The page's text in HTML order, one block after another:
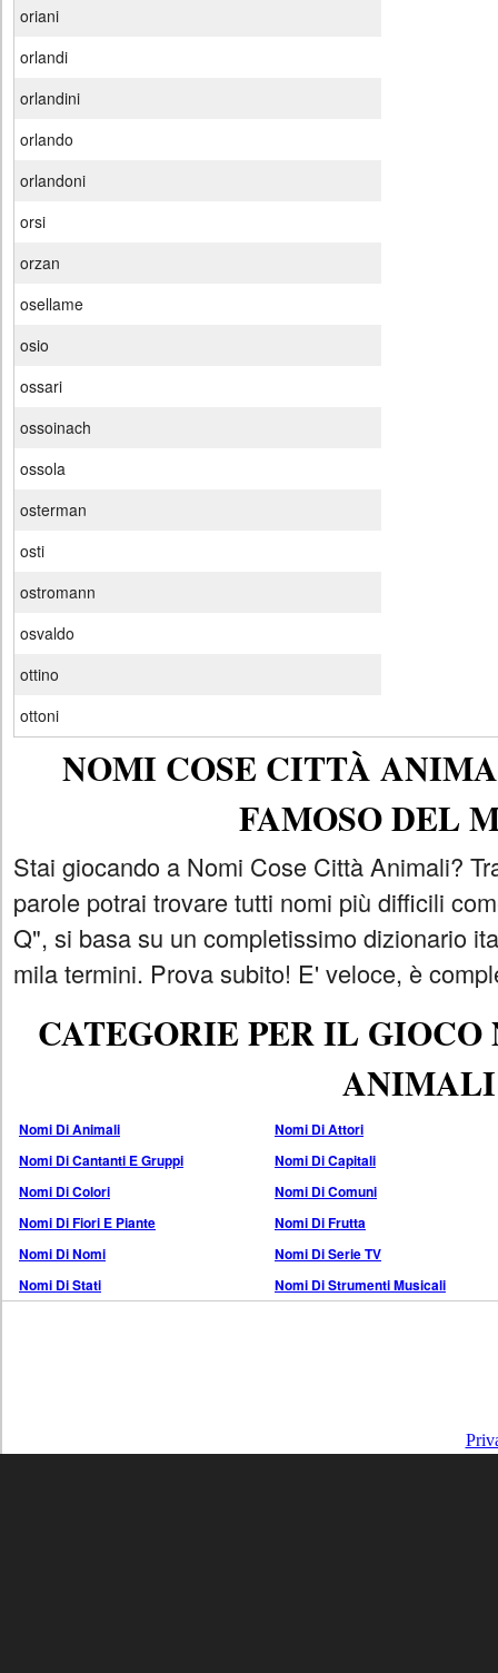
oriani
orlandi
orlandini
orlando
orlandoni
orsi
orzan
osellame
osio
ossari
ossoinach
ossola
osterman
osti
ostromann
osvaldo
ottino
ottoni
NOMI COSE CITTÀ
FAMOSO DEL
Stai giocando a Nomi Cose Città Animali?
parole potrai trovare tutti nomi più difficili
Q", si basa su un completissimo dizionario
mila termini. Prova subito! E' veloce, è
CATEGORIE PER IL
ANIMALI
Nomi Di Animali
Nomi Di Attori
Nomi Di Cantanti E Gruppi
Nomi Di Capitali
Nomi Di Colori
Nomi Di Comuni
Nomi Di Fiori E Piante
Nomi Di Frutta
Nomi Di Nomi
Nomi Di Serie TV
Nomi Di Stati
Nomi Di Strumenti Musicali